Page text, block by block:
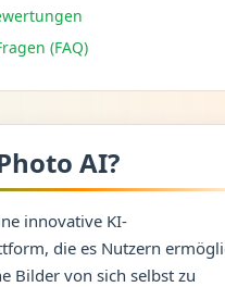
(FAQ)
AI?
innovative KI-
die es Nutzern
Bilder von sich selbst zu